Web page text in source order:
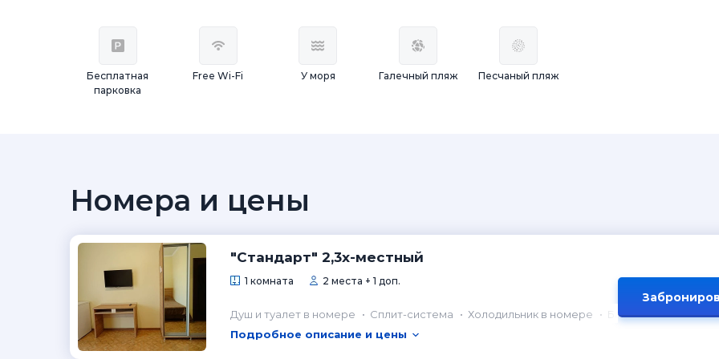
Бесплатная
парковка
Free Wi-Fi У моря Галечный пляж Песчаный пляж
Номера и цены
"Стандарт" 2,3х-местный
1 комната 2 места + 1 доп.
Душ и туалет в номере Сплит-система Холодильник в номере
Балкон
Подробное описание и цены